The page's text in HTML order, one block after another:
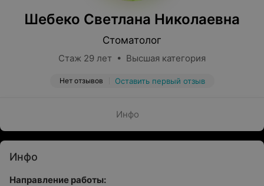
Шебеко Светлана Николаевна
Стоматолог
Стаж 29 лет • Высшая категория
Нет отзывов Оставить первый отзыв
Инфо
Инфо
Направление работы: